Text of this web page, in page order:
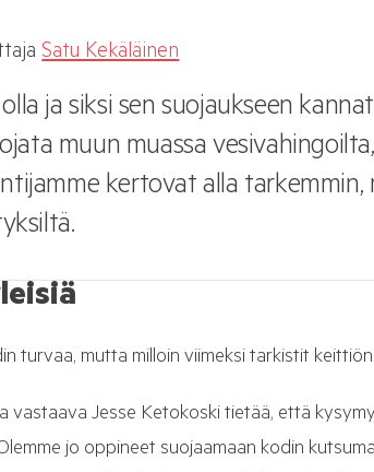
Satu Kekäläinen
ja siksi sen suojaukseen
muun muassa
kertovat alla tarkemmin,
turvaa, mutta milloin viimeksi tarkistit
vastaava Jesse Ketokoski tietää, että
jo oppineet suojaamaan kodin